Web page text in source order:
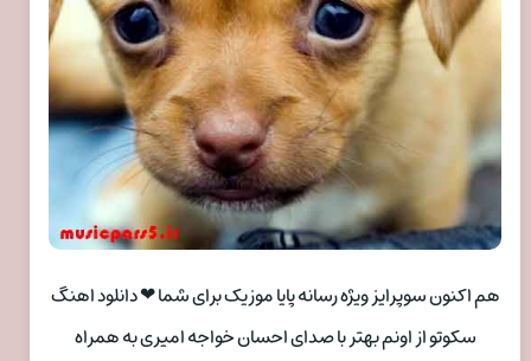
هم اکنون سوپرایز ویژه رسانه پایا موزیک برای شما ❤ دانلود اهنگ
سکوتو از اونم بهتر با صدای احسان خواجه امیری به همراه